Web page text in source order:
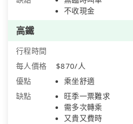
不收現金
高鐵
行程時間
每人價格
$870/人
優點
乘坐舒適
缺點
旺季一票難求
需多次轉乘
又貴又費時